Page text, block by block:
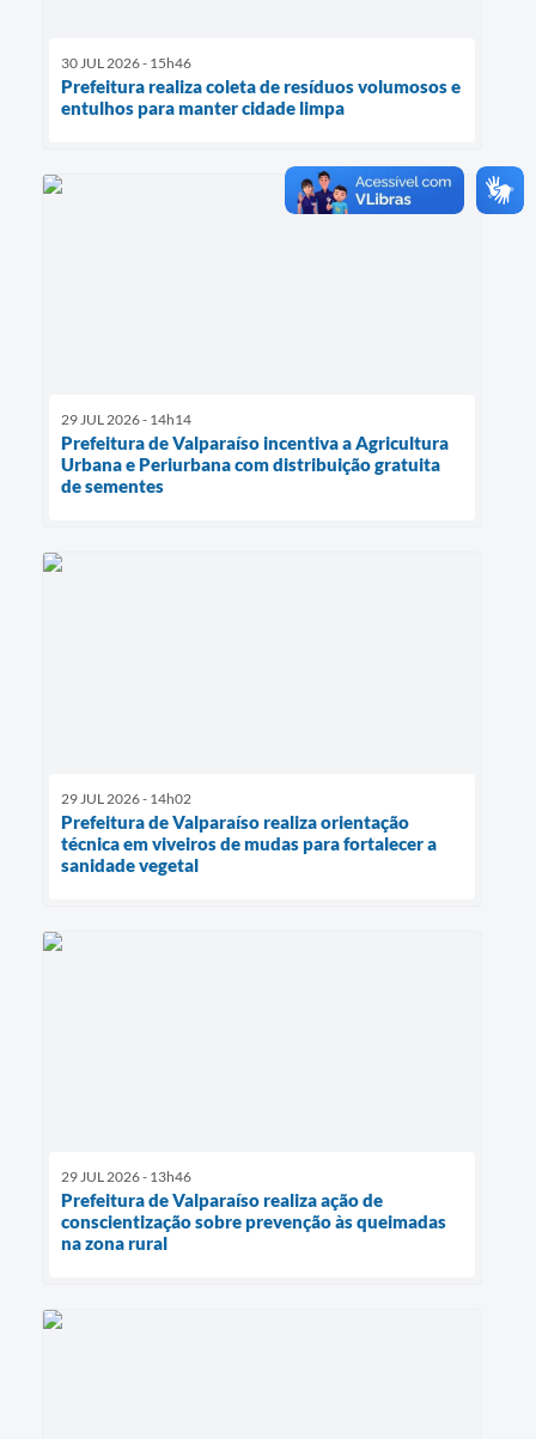
30 JUL 2026 - 15h46
Prefeitura realiza coleta de resíduos volumosos e
entulhos para manter cidade limpa
29 JUL 2026 - 14h14
Prefeitura de Valparaíso incentiva a Agricultura
Urbana e Periurbana com distribuição gratuita
de sementes
29 JUL 2026 - 14h02
Prefeitura de Valparaíso realiza orientação
técnica em viveiros de mudas para fortalecer a
sanidade vegetal
29 JUL 2026 - 13h46
Prefeitura de Valparaíso realiza ação de
conscientização sobre prevenção às queimadas
na zona rural